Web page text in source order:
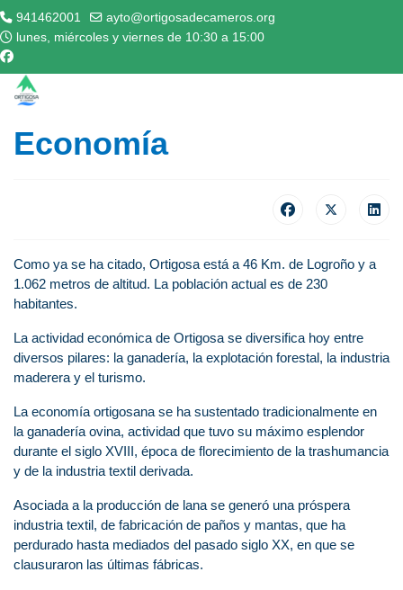
941462001
ayto@ortigosadecameros.org
lunes, miércoles y viernes de 10:30 a 15:00
Economía
Como ya se ha citado, Ortigosa está a 46 Km. de Logroño y a
1.062 metros de altitud. La población actual es de 230
habitantes.
La actividad económica de Ortigosa se diversifica hoy entre
diversos pilares: la ganadería, la explotación forestal, la industria
maderera y el turismo.
La economía ortigosana se ha sustentado tradicionalmente en
la ganadería ovina, actividad que tuvo su máximo esplendor
durante el siglo XVIII, época de florecimiento de la trashumancia
y de la industria textil derivada.
Asociada a la producción de lana se generó una próspera
industria textil, de fabricación de paños y mantas, que ha
perdurado hasta mediados del pasado siglo XX, en que se
clausuraron las últimas fábricas.